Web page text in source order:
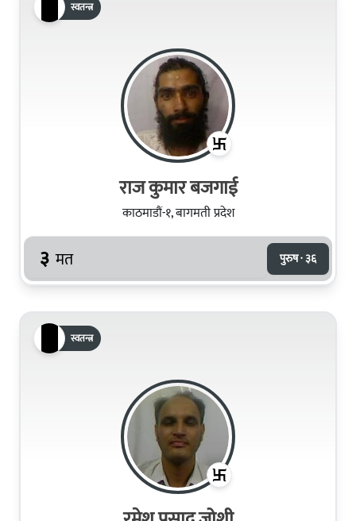
स्वतन्त्र
राज कुमार बजगाई
काठमाडौं-१, बागमती प्रदेश
३ मत पुरुष · ३६
स्वतन्त्र